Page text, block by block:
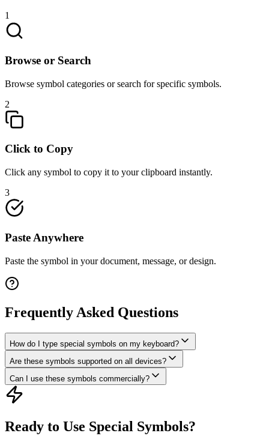
1
Browse or Search
Browse symbol categories or search for specific symbols.
2
Click to Copy
Click any symbol to copy it to your clipboard instantly.
3
Paste Anywhere
Paste the symbol in your document, message, or design.
Frequently Asked Questions
How do I type special symbols on my keyboard?
Are these symbols supported on all devices?
Can I use these symbols commercially?
Ready to Use Special Symbols?